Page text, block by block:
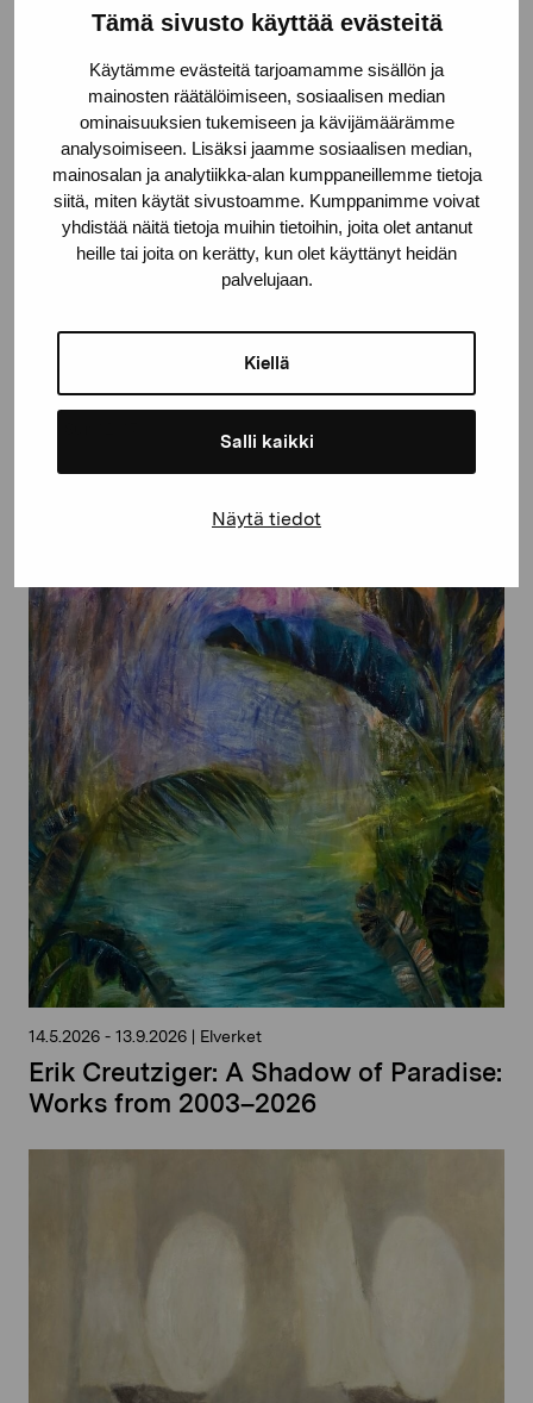
Tämä sivusto käyttää evästeitä
Käytämme evästeitä tarjoamamme sisällön ja
mainosten räätälöimiseen, sosiaalisen median
ominaisuuksien tukemiseen ja kävijämäärämme
analysoimiseen. Lisäksi jaamme sosiaalisen median,
mainosalan ja analytiikka-alan kumppaneillemme tietoja
siitä, miten käytät sivustoamme. Kumppanimme voivat
yhdistää näitä tietoja muihin tietoihin, joita olet antanut
heille tai joita on kerätty, kun olet käyttänyt heidän
palvelujaan.
Kiellä
Salli kaikki
Näytä tiedot
Linkedin
Current exhibitions
Free entrance
Elverket
Open
14.5.2026 - 13.9.2026 | Elverket
Erik Creutziger: A Shadow of Paradise:
Works from 2003–2026